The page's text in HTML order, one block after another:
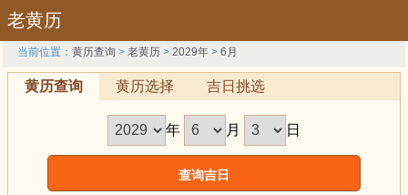
老黄历
当前位置：黄历查询 >老黄历 >2029年 >6月
黄历查询 黄历选择 吉日挑选
年 月 日